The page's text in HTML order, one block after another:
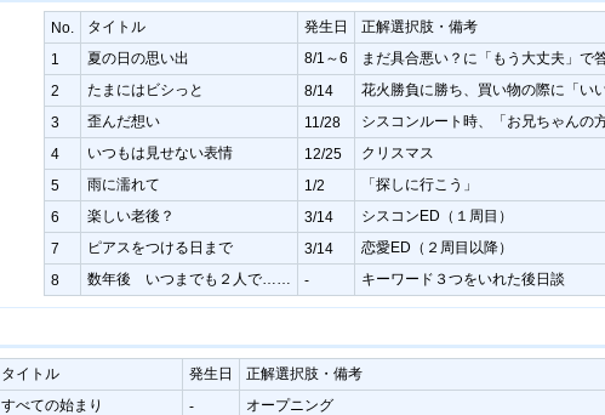
No. タイトル 発生日 正解選択肢・備考
1 夏の日の思い出 8/1～6 まだ具合悪い？に「もう大丈夫」で
2 たまにはビシっと 8/14 花火勝負に勝ち、買い物の際に「い
3 歪んだ想い 11/28 シスコンルート時、「お兄ちゃんの
4 いつもは見せない表情 12/25 クリスマス
5 雨に濡れて 1/2 「探しに行こう」
6 楽しい老後？ 3/14 シスコンED（１周目）
7 ピアスをつける日まで 3/14 恋愛ED（２周目以降）
8 数年後 いつまでも２人で…… - キーワード３つをいれた後日談
タイトル 発生日 正解選択肢・備考
すべての始まり - オープニング